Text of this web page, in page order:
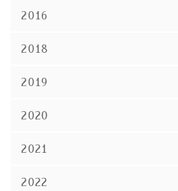
2016
2018
2019
2020
2021
2022